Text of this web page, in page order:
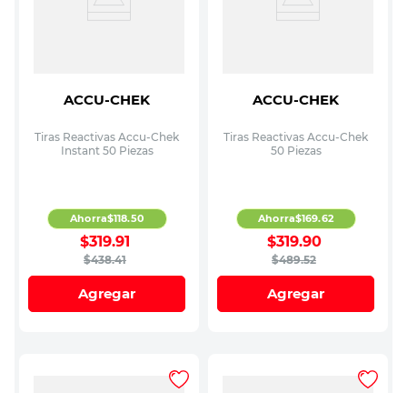
ACCU-CHEK
Tiras Reactivas Accu-Chek
Instant 50 Piezas
$438.41
$319.91
Ahorra$118.50
Agregar
ACCU-CHEK
Tiras Reactivas Accu-Chek
50 Piezas
$489.52
$319.90
Ahorra$169.62
Agregar